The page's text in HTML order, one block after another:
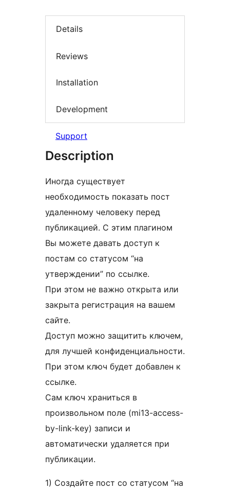
Details
Reviews
Installation
Development
Support
Description
Иногда существует
необходимость показать пост
удаленному человеку перед
публикацией. С этим плагином
Вы можете давать доступ к
постам со статусом “на
утверждении” по ссылке.
При этом не важно открыта или
закрыта регистрация на вашем
сайте.
Доступ можно защитить ключем,
для лучшей конфиденциальности.
При этом ключ будет добавлен к
ссылке.
Сам ключ храниться в
произвольном поле (mi13-access-
by-link-key) записи и
автоматически удаляется при
публикации.
1) Создайте пост со статусом “на